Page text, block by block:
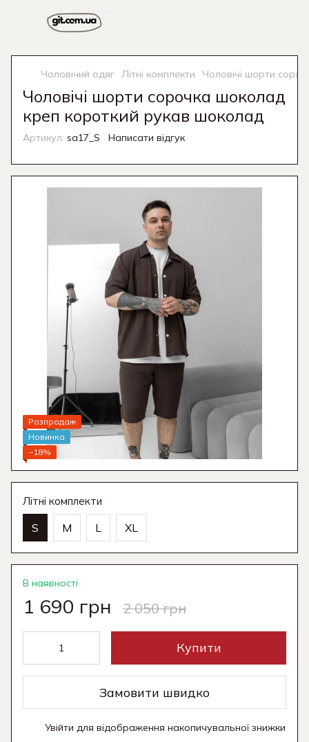
Чоловічий одяг Літні комплекти Чоловічі шорти
Чоловічі шорти сорочка шоколад
креп короткий рукав шоколад
Артикул: sa17_S Написати відгук
Розпродаж
Новинка
−18%
Літні комплекти
S M L XL
В наявності
1 690 грн 2 050 грн
Купити
Замовити швидко
Увійти для відображення накопичувальної знижки